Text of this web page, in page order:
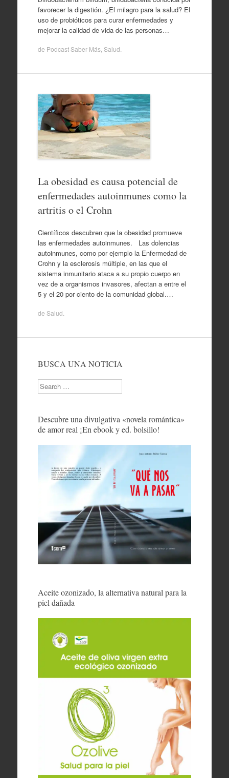
favorecer la digestión. ¿El milagro para la salud? El
uso de probióticos para curar enfermedades y
mejorar la calidad de vida de las personas…
de Podcast Saber Más, Salud
La obesidad es causa potencial de
enfermedades autoinmunes como la
artritis o el Crohn
Científicos descubren que la obesidad promueve
las enfermedades autoinmunes. Las dolencias
autoinmunes, como por ejemplo la Enfermedad de
Crohn y la esclerosis múltiple, en las que el
sistema inmunitario ataca a su propio cuerpo en
vez de a organismos invasores, afectan a entre el
5 y el 20 por ciento de la comunidad global.…
de Salud
BUSCA UNA NOTICIA
Search
Descubre una divulgativa «novela romántica»
de amor real ¡En ebook y ed. bolsillo!
Aceite ozonizado, la alternativa natural para la
piel dañada